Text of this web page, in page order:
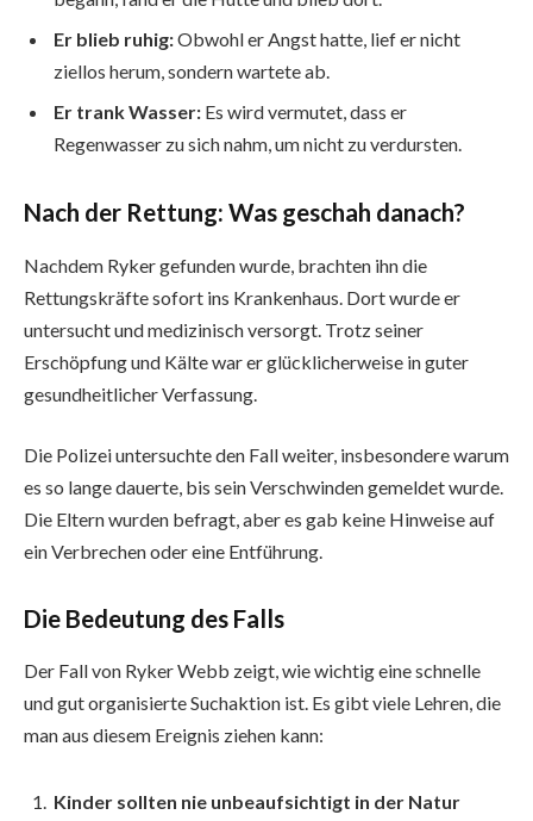
Er blieb ruhig:Obwohl er Angst hatte, lief er nicht
ziellos herum, sondern wartete ab.
Er trank Wasser: Es wird vermutet, dass er
Regenwasser zu sich nahm, um nicht zu verdursten.
Nach der Rettung: Was geschah danach?
Nachdem Ryker gefunden wurde, brachten ihn die
Rettungskräfte sofort ins Krankenhaus. Dort wurde er
untersucht und medizinisch versorgt. Trotz seiner
Erschöpfung und Kälte war er glücklicherweise in guter
gesundheitlicher Verfassung.
Die Polizei untersuchte den Fall weiter, insbesondere warum
es so lange dauerte, bis sein Verschwinden gemeldet wurde.
Die Eltern wurden befragt, aber es gab keine Hinweise auf
ein Verbrechen oder eine Entführung.
Die Bedeutung des Falls
Der Fall von Ryker Webb zeigt, wie wichtig eine schnelle
und gut organisierte Suchaktion ist. Es gibt viele Lehren, die
man aus diesem Ereignis ziehen kann:
Kinder sollten nie unbeaufsichtigt in der Natur